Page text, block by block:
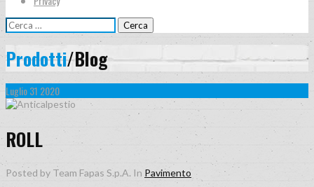
Ricerca
per:
Prodotti/Blog
Luglio31 2020
ROLL
Posted by Team Fapas S.p.A. In Pavimento